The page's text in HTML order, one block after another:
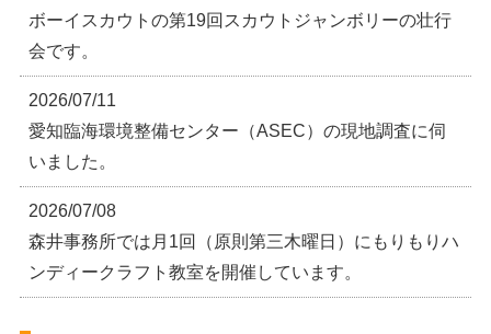
ボーイスカウトの第19回スカウトジャンボリーの壮行
会です。
2026/07/11
愛知臨海環境整備センター（ASEC）の現地調査に伺
いました。
2026/07/08
森井事務所では月1回（原則第三木曜日）にもりもりハ
ンディークラフト教室を開催しています。